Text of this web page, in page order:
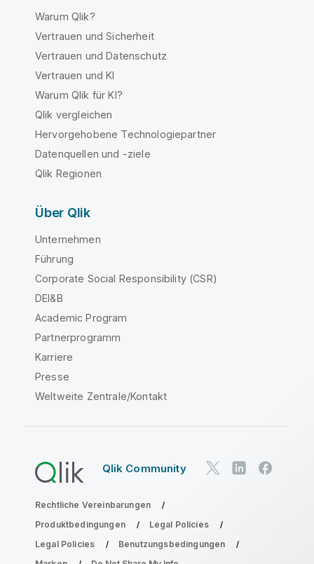
Warum Qlik?
Vertrauen und Sicherheit
Vertrauen und Datenschutz
Vertrauen und KI
Warum Qlik für KI?
Qlik vergleichen
Hervorgehobene Technologiepartner
Datenquellen und -ziele
Qlik Regionen
Über Qlik
Unternehmen
Führung
Corporate Social Responsibility (CSR)
DEI&B
Academic Program
Partnerprogramm
Karriere
Presse
Weltweite Zentrale/Kontakt
Qlik Community
Rechtliche Vereinbarungen
Produktbedingungen
Legal Policies
Legal Policies
Benutzungsbedingungen